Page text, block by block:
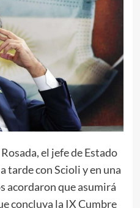
el jefe de Estado
tarde con Scioli y en una
acordaron que asumirá
concluya la IX Cumbre